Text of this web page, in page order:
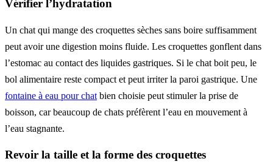
Vérifier l’hydratation
Un chat qui mange des croquettes sèches sans boire suffisamment
peut avoir une digestion moins fluide. Les croquettes gonflent dans
l’estomac au contact des liquides gastriques. Si le chat boit peu, le
bol alimentaire reste compact et peut irriter la paroi gastrique. Une
fontaine à eau pour chat bien choisie peut stimuler la prise de
boisson, car beaucoup de chats préfèrent l’eau en mouvement à
l’eau stagnante.
Revoir la taille et la forme des croquettes